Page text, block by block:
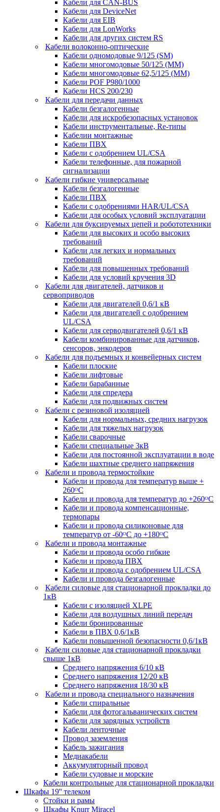
Кабели для CAN-BUS
Кабели для DeviceNet
Кабели для EIB
Кабели для LonWorks
Кабели для других систем RS
Кабели волоконно-оптические
Кабели одномодовые 9/125 (SM)
Кабели многомодовые 50/125 (ММ)
Кабели многомодовые 62,5/125 (ММ)
Кабели POF P980/1000
Кабели HCS 200/230
Кабели для передачи данных
Кабели безгалогенные
Кабели для искробезопасных установок
Кабели инструментальные, Re-типы
Кабелии монтажные
Кабели ПВХ
Кабели с одобрением UL/CSA
Кабели телефонные, для пожарной
сигнализации
Кабели гибкие универсальные
Кабели безгалогенные
Кабели ПВХ
Кабели с одобрениями HAR/UL/CSA
Кабели для особых условий эксплуатации
Кабели для буксируемых цепей и робототехники
Кабели для высоких и особо высоких
требований
Кабели для легких и нормальных
требований
Кабели для повышенных требований
Кабели для условий кручения 3D
Кабели для двигателей, датчиков и
сервоприводов
Кабели для двигателей 0,6/1 кВ
Кабели для двигателей с одобрением
UL/CSA
Кабели для серводвигателей 0,6/1 кВ
Кабели комбинированные для датчиков,
cенсоров, энкодеров
Кабели для подъемных и конвейерных систем
Кабели плоские
Кабели лифтовые
Кабели барабанные
Кабели для спредера
Кабели для подвижных систем
Кабели с резиновой изоляцией
Кабели для нормальных, средних нагрузок
Кабели для тяжелых нагрузок
Кабели сварочные
Кабели специальные 3кВ
Кабели для постоянной эксплуатации в воде
Кабели шахтные среднего напряжения
Кабели и провода термостойкие
Кабели и провода для температур выше +
260ᴼС
Кабели и провода для температур до +260ᴼС
Кабели и провода компенсационные,
термопары
Кабели и провода силиконовые для
температур от -60ᴼC до +180ᴼС
Кабели и провода монтажные
Кабели и провода особо гибкие
Кабели и провода ПВХ
Кабели и провода с одобрением UL/CSA
Кабели и провода безгалогенные
Кабели силовые для стационарной прокладки до
1кВ
Кабели c изоляцией XLPE
Кабели для воздушных линий передач
Кабели бронированные
Кабели в ПВХ 0,6/1кВ
Кабели повышенной безопасности 0,6/1кВ
Кабели силовые для стационарной прокладки
свыше 1кВ
Среднего напряжения 6/10 кВ
Среднего напряжения 12/20 кВ
Среднего напряжения 18/30 кВ
Кабели и провода специального назначения
Кабели спиральные
Кабели для фотогальванических систем
Кабели для зарядных устройств
Кабели ленточные
Провод заземления
Кабель зажигания
Медиакабели
Аккумуляторный провод
Кабели судовые и морские
Кабели контрольные для стационарной прокладки
Шкафы 19'' телеком
Стойки и рамы
Шкафы Knurr Miracel